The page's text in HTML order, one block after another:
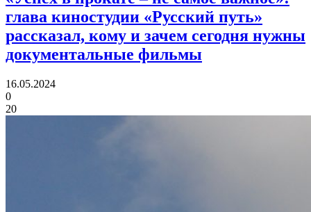
глава киностудии «Русский путь»
рассказал, кому и зачем сегодня нужны
документальные фильмы
16.05.2024
0
20